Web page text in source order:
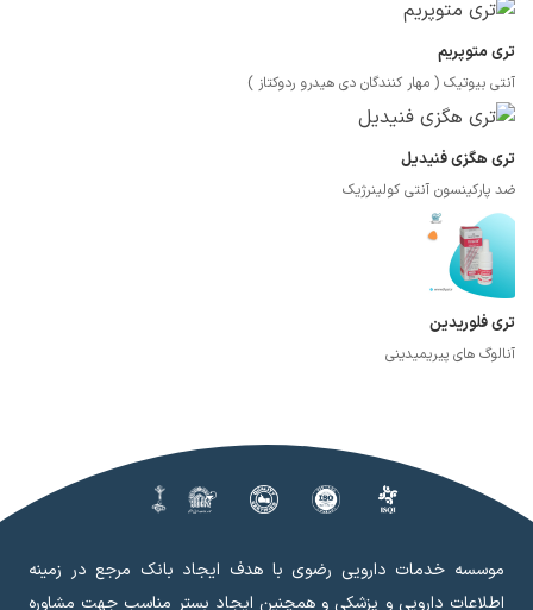
تری متوپریم
آنتی بیوتیک ( مهار کنندگان دی هیدرو ردوکتاز )
تری هگزی فنیدیل
ضد پارکینسون آنتی کولینرژیک
تری فلوریدین
آنالوگ های پیریمیدینی
موسسه خدمات دارویی رضوی با هدف ایجاد بانک مرجع در زمینه
اطلاعات دارویی و پزشکی و همچنین ایجاد بستر مناسب جهت مشاوره